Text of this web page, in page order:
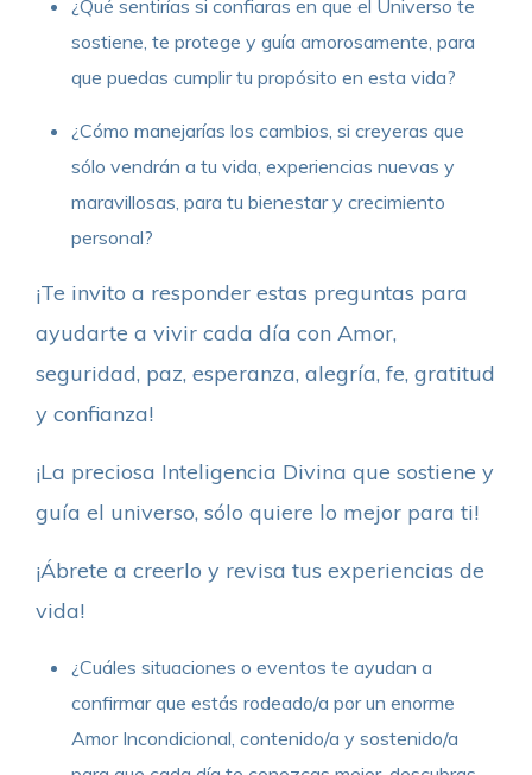
¿Qué sentirías si confiaras en que el Universo te
sostiene, te protege y guía amorosamente, para
que puedas cumplir tu propósito en esta vida?
¿Cómo manejarías los cambios, si creyeras que
sólo vendrán a tu vida, experiencias nuevas y
maravillosas, para tu bienestar y crecimiento
personal?
¡Te invito a responder estas preguntas para
ayudarte a vivir cada día con Amor,
seguridad, paz, esperanza, alegría, fe, gratitud
y confianza!
¡La preciosa Inteligencia Divina que sostiene y
guía el universo, sólo quiere lo mejor para ti!
¡Ábrete a creerlo y revisa tus experiencias de
vida!
¿Cuáles situaciones o eventos te ayudan a
confirmar que estás rodeado/a por un enorme
Amor Incondicional, contenido/a y sostenido/a